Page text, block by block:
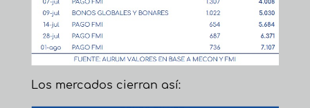
Los mercados cierran así: